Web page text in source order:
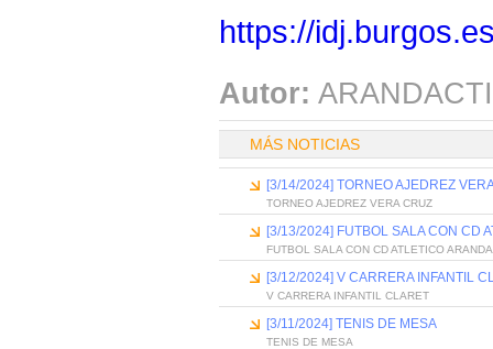
https://
Autor:
MÁS NOTICIAS
[3/14/2024] TORNEO AJEDREZ
TORNEO AJEDREZ VERA CRUZ
[3/13/2024] FUTBOL SALA CON CD
FUTBOL SALA CON CD ATLETICO
[3/12/2024] V CARRERA INFANTIL
V CARRERA INFANTIL CLARET
[3/11/2024] TENIS DE MESA
TENIS DE MESA